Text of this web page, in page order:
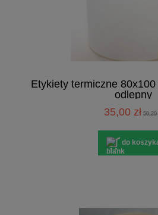
Etykiety termiczne
odlepny
35,00 zł 50,20
do